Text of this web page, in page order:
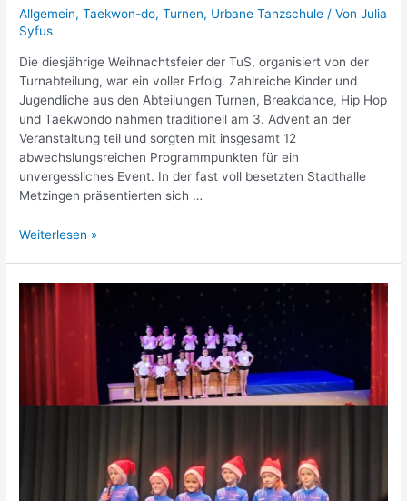
Allgemein,Taekwon-do,Turnen, Urbane Tanzschule / VonJulia
Syfus
Die diesjährige Weihnachtsfeier der TuS, organisiert von der
Turnabteilung, war ein voller Erfolg. Zahlreiche Kinder und
Jugendliche aus den Abteilungen Turnen, Breakdance, Hip Hop
und Taekwondo nahmen traditionell am 3. Advent an der
Veranstaltung teil und sorgten mit insgesamt 12
abwechslungsreichen Programmpunkten für ein
unvergessliches Event. In der fast voll besetzten Stadthalle
Metzingen präsentierten sich …
TuS-
in
Stadthalle
Weiterlesen »